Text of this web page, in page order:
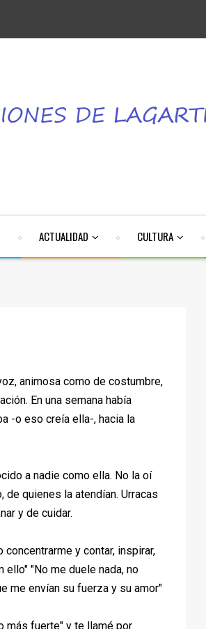
ACTUALIDAD CULTURA
animosa como de costumbre,
En una semana había
-o eso creía ella-, hacia la
a nadie como ella. No la oí
quienes la atendían. Urracas
y de cuidar.
y contar, inspirar,
ello" "No me duele nada, no
me envían su fuerza y su amor"
más fuerte" y te llamé por